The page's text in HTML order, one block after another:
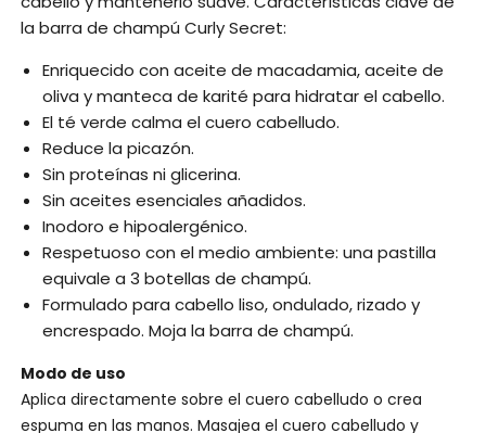
la barra de champú Curly Secret:
Enriquecido con aceite de macadamia, aceite de
oliva y manteca de karité para hidratar el cabello.
El té verde calma el cuero cabelludo.
Reduce la picazón.
Sin proteínas ni glicerina.
Sin aceites esenciales añadidos.
Inodoro e hipoalergénico.
Respetuoso con el medio ambiente: una pastilla
equivale a 3 botellas de champú.
Formulado para cabello liso, ondulado, rizado y
encrespado. Moja la barra de champú.
Modo de uso
Aplica directamente sobre el cuero cabelludo o crea
espuma en las manos. Masajea el cuero cabelludo y